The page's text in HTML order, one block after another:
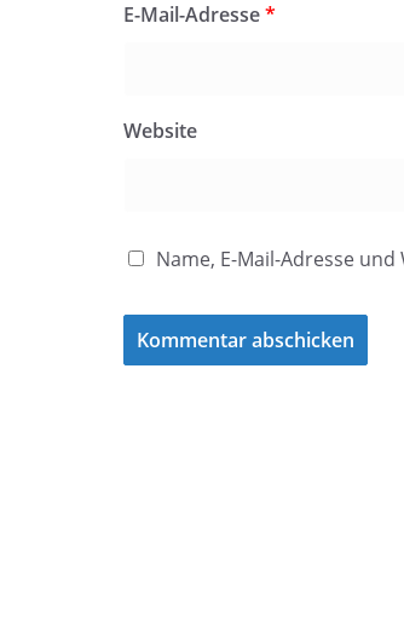
E-Mail-Adresse*
Website
Name, E-Mail-Adresse